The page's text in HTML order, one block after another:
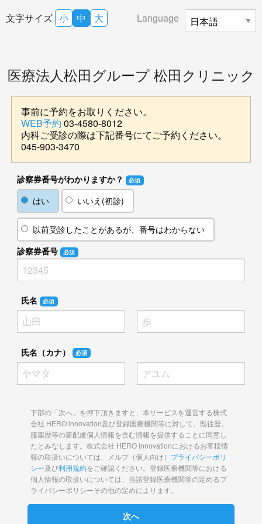
文字サイズ 小 中 大 Language
医療法人松田グループ 松田クリニック
事前に予約をお取りください。
WEB予約 03-4580-8012
内科ご受診の際は下記番号にてご予約ください。
045-903-3470
診察券番号がわかりますか？ 必須
はい いいえ(初診)
以前受診したことがあるが、番号はわからない
診察券番号
必須
氏名 必須
氏名（カナ） 必須
下部の「次へ」を押下頂きますと、本サービスを運営する株式
会社 HERO innovation及び登録医療機関等に対して、既往歴、
服薬歴等の要配慮個人情報を含む情報を提供することに同意し
たとみなします。株式会社 HERO innovationにおけるお客様情
報の取扱いについては、メルプ（個人向け） プライバシーポリ
シー及び利用規約をご確認ください。登録医療機関等における
個人情報の取扱いについては、当該登録医療機関等の定めるプ
ライバシーポリシーその他の定めによります。